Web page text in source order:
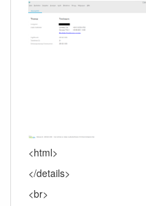
<html>
</details>
<br>